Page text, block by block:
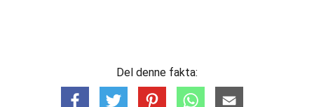
Del denne fakta: